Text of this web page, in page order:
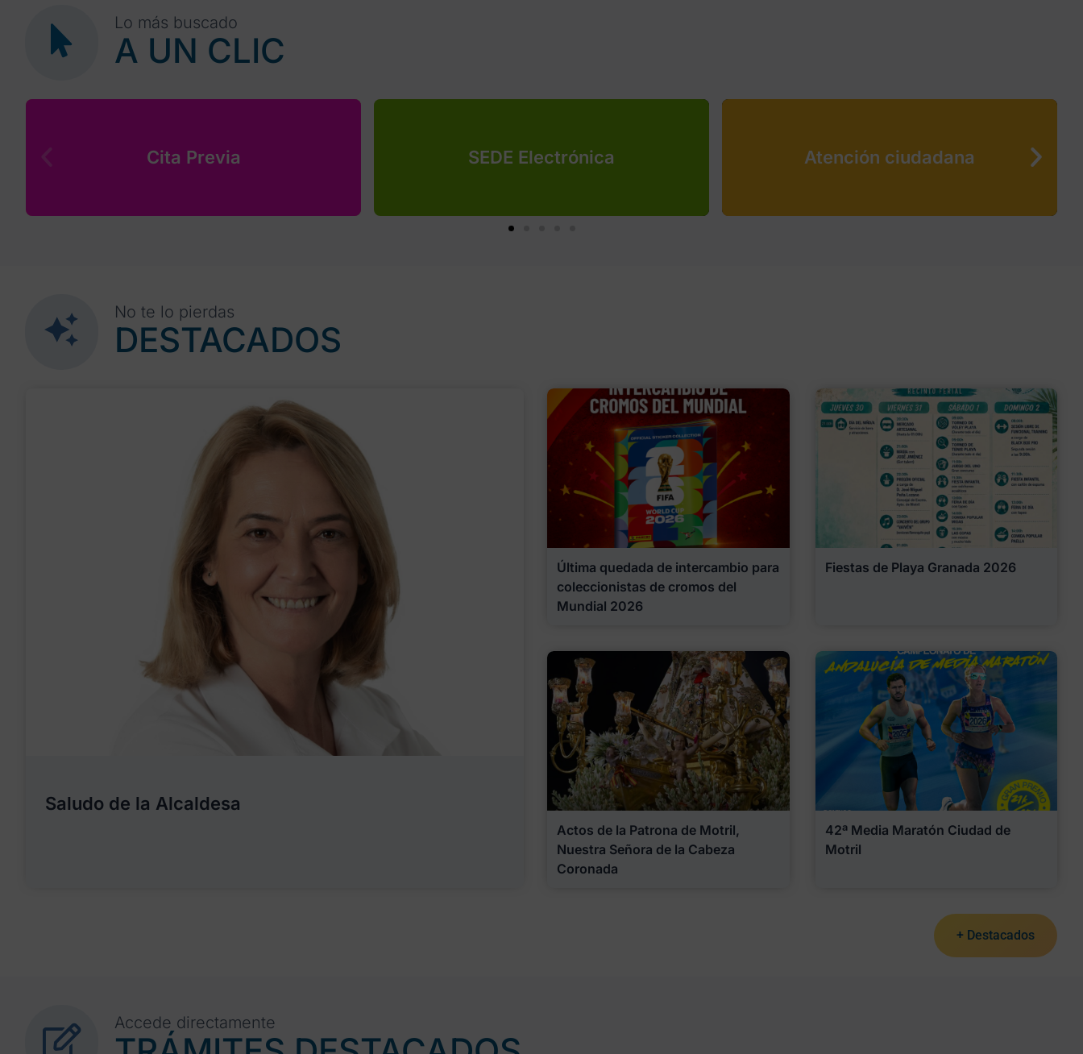
Lo más buscado
A UN CLIC
Cita Previa SEDE Electrónica Atención ciudadana
No te lo pierdas
DESTACADOS
Saludo de la Alcaldesa
Última quedada de intercambio para
coleccionistas de cromos del
Mundial 2026
Fiestas de Playa Granada 2026
Actos de la Patrona de Motril,
Nuestra Señora de la Cabeza
Coronada
42ª Media Maratón Ciudad de
Motril
+ Destacados
Accede directamente